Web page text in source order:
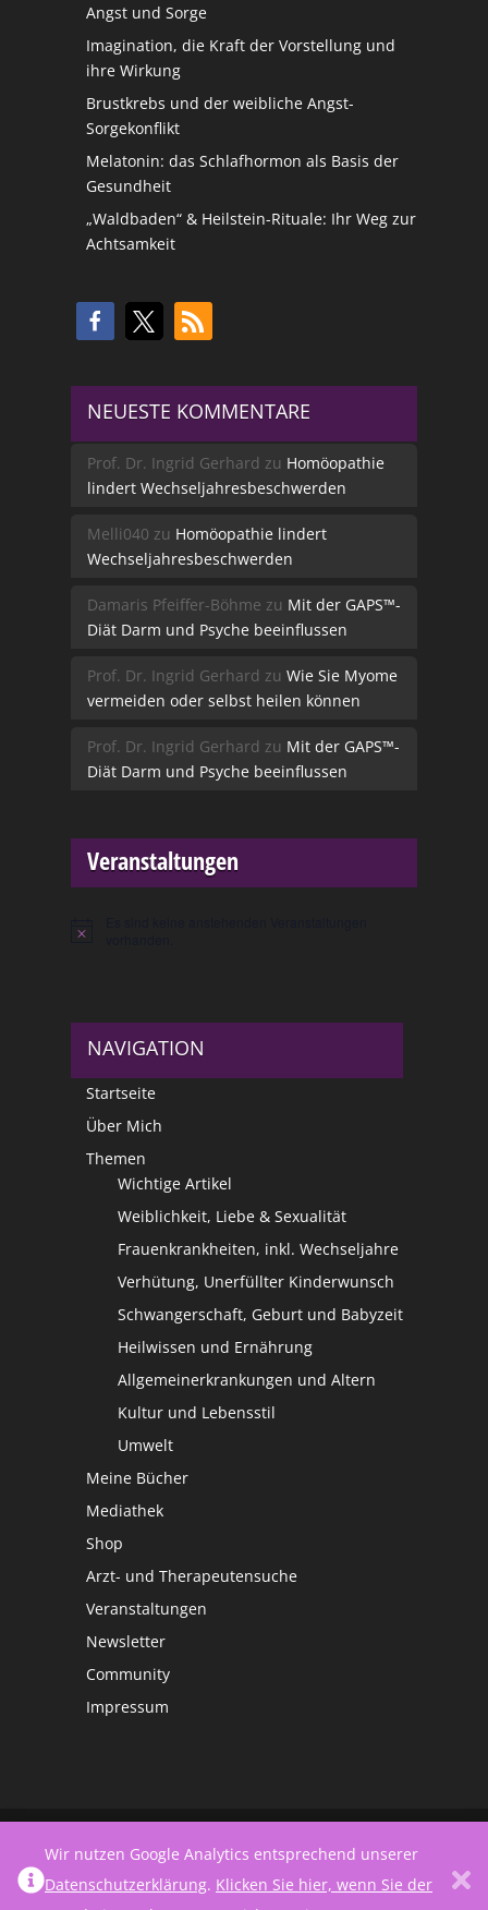
Angst und Sorge
Imagination, die Kraft der Vorstellung und
ihre Wirkung
Brustkrebs und der weibliche Angst-
Sorgekonflikt
Melatonin: das Schlafhormon als Basis der
Gesundheit
„Waldbaden“ & Heilstein-Rituale: Ihr Weg zur
Achtsamkeit
NEUESTE KOMMENTARE
Prof. Dr. Ingrid Gerhard zu Homöopathie
lindert Wechseljahresbeschwerden
Melli040 zu Homöopathie lindert
Wechseljahresbeschwerden
Damaris Pfeiffer-Böhme zu Mit der GAPS™-
Diät Darm und Psyche beeinflussen
Prof. Dr. Ingrid Gerhard zu Wie Sie Myome
vermeiden oder selbst heilen können
Prof. Dr. Ingrid Gerhard zu Mit der GAPS™-
Diät Darm und Psyche beeinflussen
Veranstaltungen
Hinweis
NAVIGATION
Startseite
Über Mich
Themen
Wichtige Artikel
Weiblichkeit, Liebe & Sexualität
Frauenkrankheiten, inkl. Wechseljahre
Verhütung, Unerfüllter Kinderwunsch
Schwangerschaft, Geburt und Babyzeit
Heilwissen und Ernährung
Allgemeinerkrankungen und Altern
Kultur und Lebensstil
Umwelt
Meine Bücher
Mediathek
Shop
Arzt- und Therapeutensuche
Veranstaltungen
Newsletter
Community
Impressum
Wir nutzen Google Analytics entsprechend unserer
Datenschutzerklärung. Klicken Sie hier, wenn Sie der